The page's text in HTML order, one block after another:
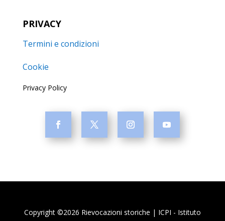
PRIVACY
Termini e condizioni
Cookie
Privacy Policy
Copyright ©2026 Rievocazioni storiche | ICPI - Istituto